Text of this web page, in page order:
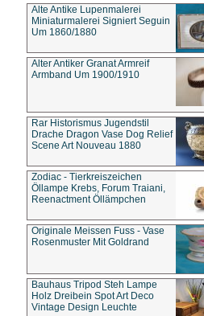
Alte Antike Lupenmalerei
Miniaturmalerei Signiert Seguin
Um 1860/1880
Alter Antiker Granat Armreif
Armband Um 1900/1910
Rar Historismus Jugendstil
Drache Dragon Vase Dog Relief
Scene Art Nouveau 1880
Zodiac - Tierkreiszeichen
Öllampe Krebs, Forum Traiani,
Reenactment Öllämpchen
Originale Meissen Fuss - Vase
Rosenmuster Mit Goldrand
Bauhaus Tripod Steh Lampe
Holz Dreibein Spot Art Deco
Vintage Design Leuchte